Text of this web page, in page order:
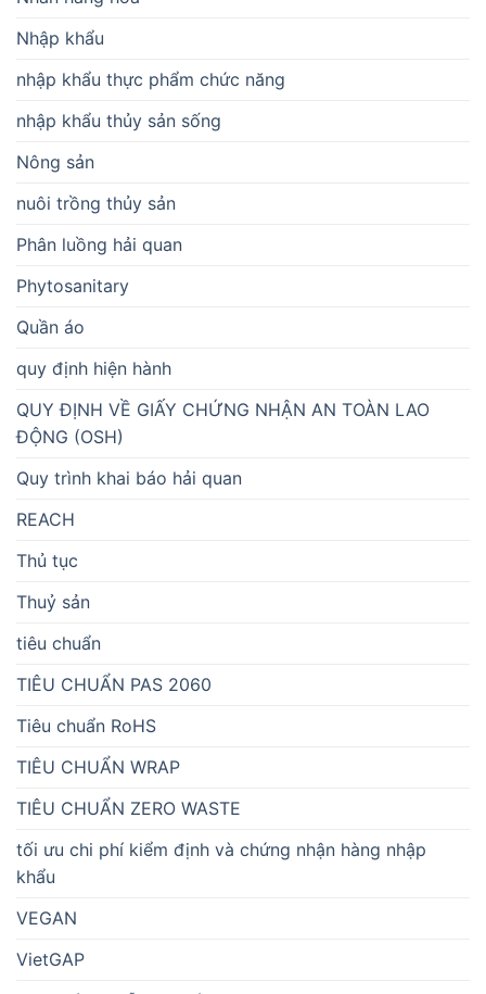
Nhập khẩu
nhập khẩu thực phẩm chức năng
nhập khẩu thủy sản sống
Nông sản
nuôi trồng thủy sản
Phân luồng hải quan
Phytosanitary
Quần áo
quy định hiện hành
QUY ĐỊNH VỀ GIẤY CHỨNG NHẬN AN TOÀN LAO
ĐỘNG (OSH)
Quy trình khai báo hải quan
REACH
Thủ tục
Thuỷ sản
tiêu chuẩn
TIÊU CHUẨN PAS 2060
Tiêu chuẩn RoHS
TIÊU CHUẨN WRAP
TIÊU CHUẨN ZERO WASTE
tối ưu chi phí kiểm định và chứng nhận hàng nhập
khẩu
VEGAN
VietGAP